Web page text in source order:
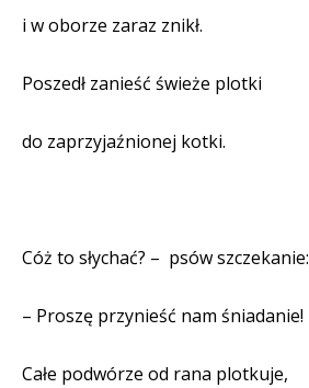
i w oborze zaraz znikł.
Poszedł zanieść świeże plotki
do zaprzyjaźnionej kotki.
Cóż to słychać? – psów szczekanie:
– Proszę przynieść nam śniadanie!
Całe podwórze od rana plotkuje,